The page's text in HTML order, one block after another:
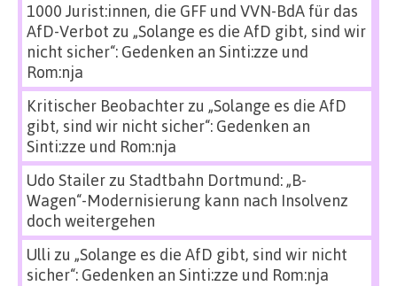
1000 Jurist:innen, die GFF und VVN-BdA für das
AfD-Verbot zu „Solange es die AfD gibt, sind wir
nicht sicher“: Gedenken an Sinti:zze und
Rom:nja
Kritischer Beobachterzu „Solange es die AfD
gibt, sind wir nicht sicher“: Gedenken an
Sinti:zze und Rom:nja
Udo Stailerzu Stadtbahn Dortmund: „B-
Wagen“-Modernisierung kann nach Insolvenz
doch weitergehen
Ulli zu „Solange es die AfD gibt, sind wir nicht
sicher“: Gedenken an Sinti:zze und Rom:nja